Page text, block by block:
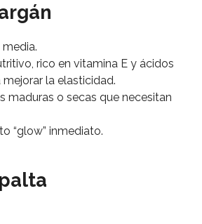
media.
rico en vitamina E y ácidos
la elasticidad.
maduras o secas que necesitan
“glow” inmediato.